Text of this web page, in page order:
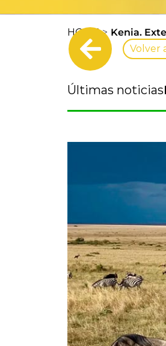
HOME
Kenia.
Volver
Últimas noticias